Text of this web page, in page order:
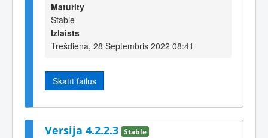
Maturity
Stable
Izlaists
Trešdiena, 28 Septembris 2022 08:41
Skatīt failus
Versija 4.2.2.3 Stable